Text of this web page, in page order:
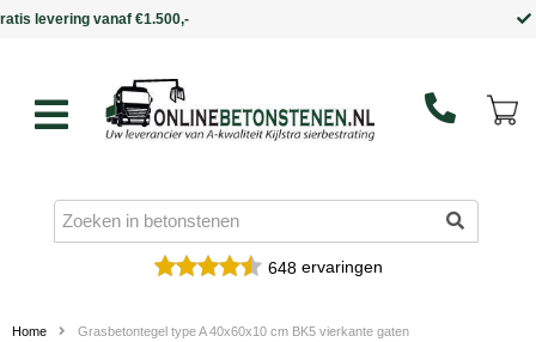
Binnen 5 werkdagen in huis
648ervaringen
Home Grasbetontegel type A 40x60x10 cm BK5 vierkante gaten